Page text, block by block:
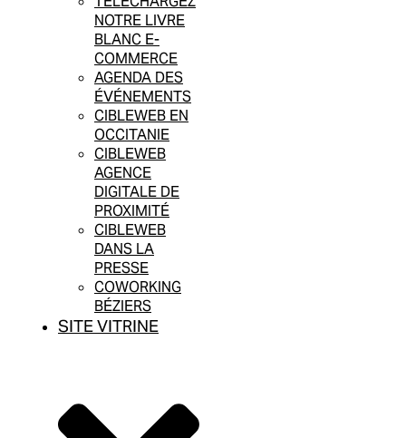
NOTRE LIVRE
BLANC E-
COMMERCE
AGENDA DES
ÉVÉNEMENTS
CIBLEWEB EN
OCCITANIE
CIBLEWEB
AGENCE
DIGITALE DE
PROXIMITÉ
CIBLEWEB
DANS LA
PRESSE
COWORKING
BÉZIERS
SITE VITRINE